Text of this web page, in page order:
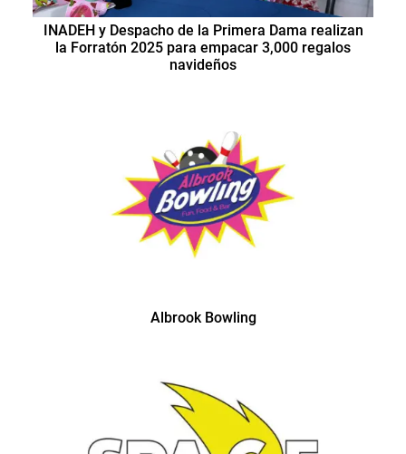
INADEH y Despacho de la Primera Dama realizan
la Forratón 2025 para empacar 3,000 regalos
navideños
Albrook Bowling